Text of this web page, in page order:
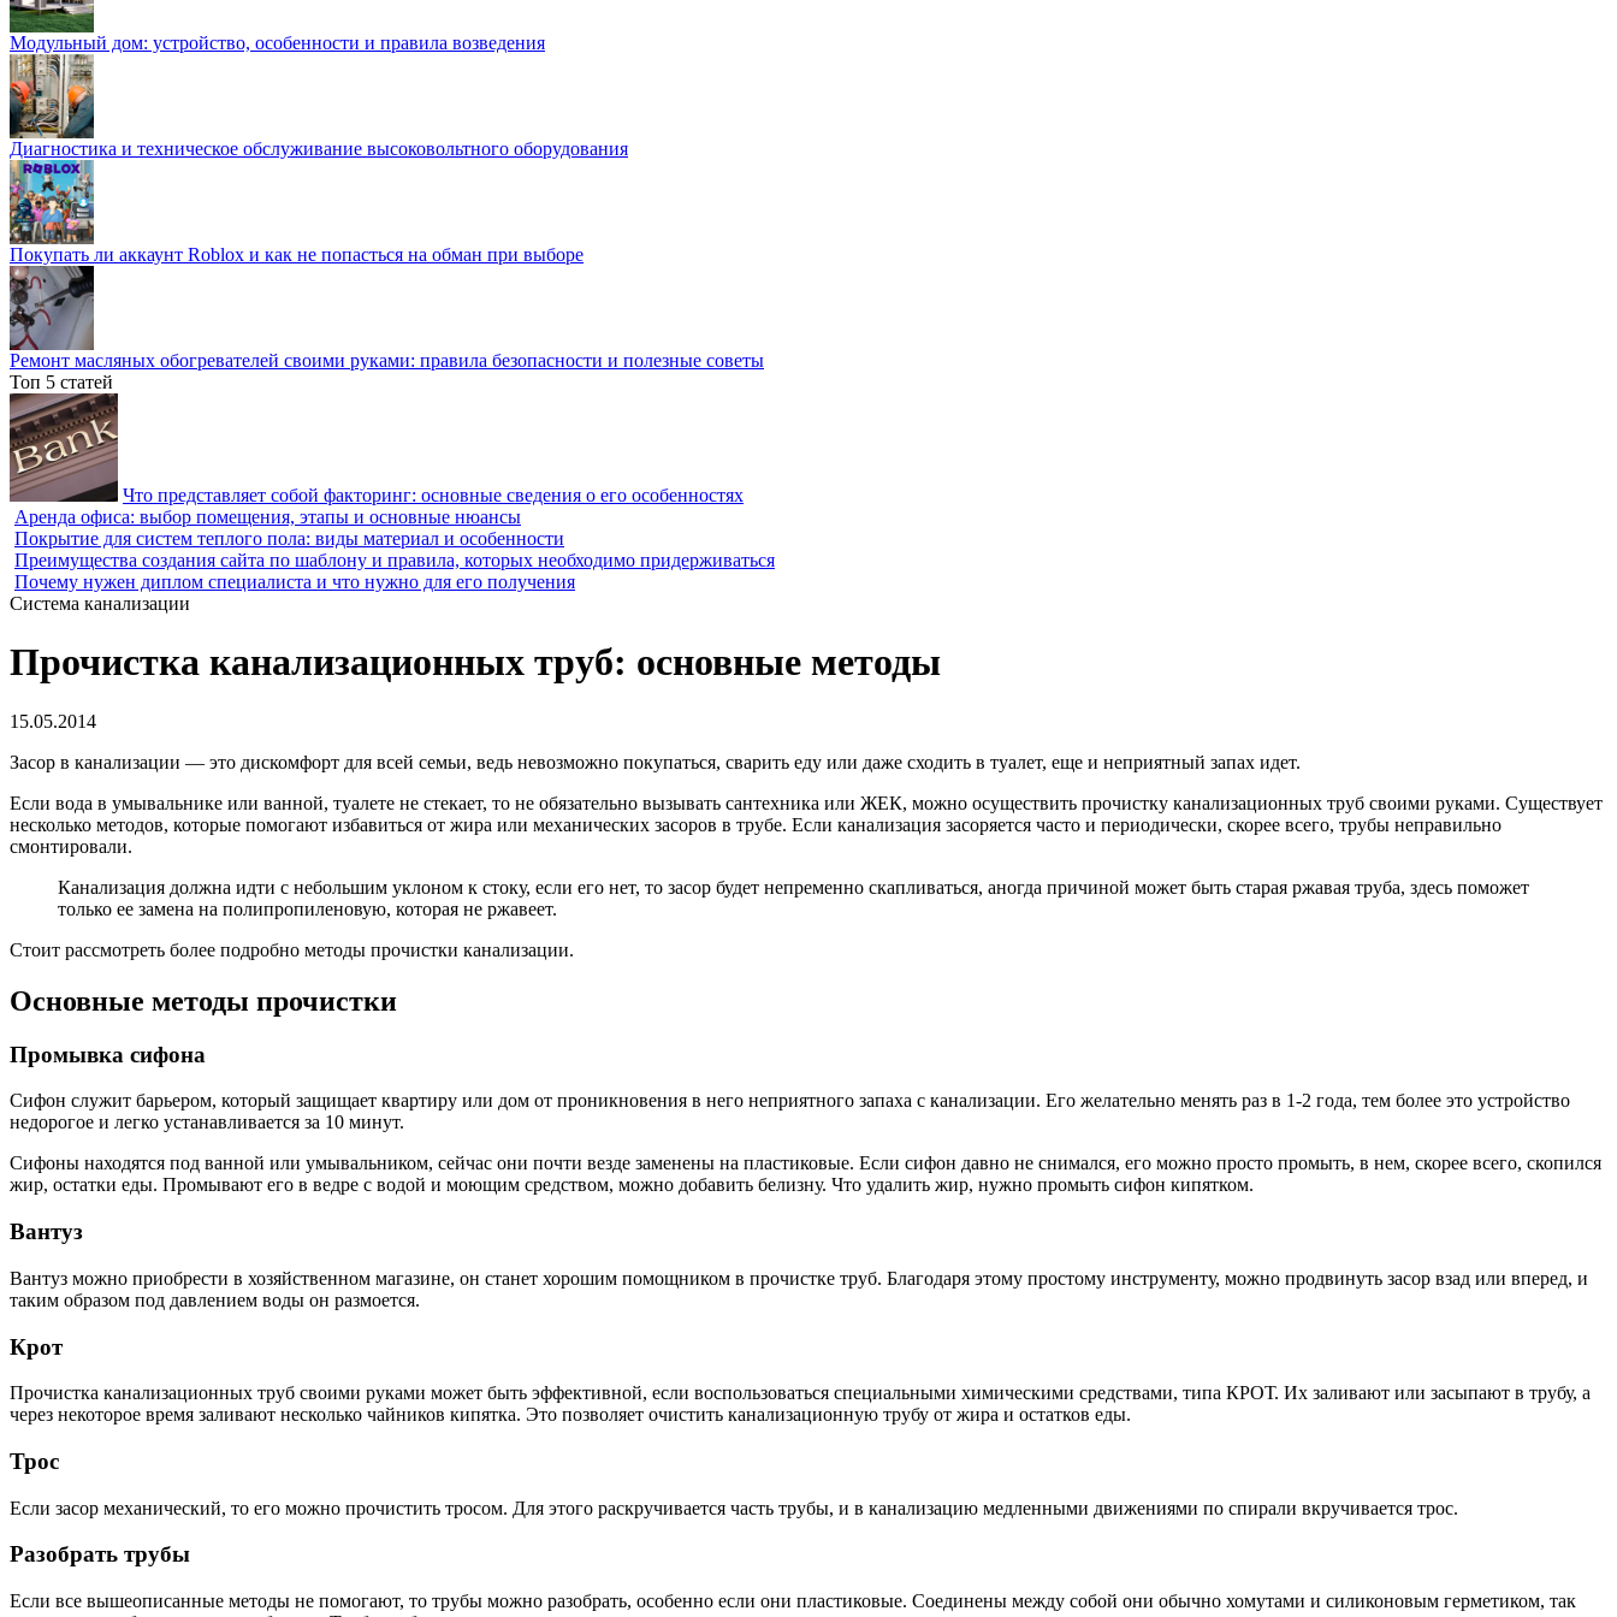
Модульный дом: устройство, особенности и правила возведения
Диагностика и техническое обслуживание высоковольтного оборудования
Покупать ли аккаунт Roblox и как не попасться на обман при выборе
Ремонт масляных обогревателей своими руками: правила безопасности и полезные советы
Топ 5 статей
Что представляет собой факторинг: основные сведения о его особенностях
Аренда офиса: выбор помещения, этапы и основные нюансы
Покрытие для систем теплого пола: виды материал и особенности
Преимущества создания сайта по шаблону и правила, которых необходимо придерживаться
Почему нужен диплом специалиста и что нужно для его получения
Система канализации
Прочистка канализационных труб: основные методы
15.05.2014
Засор в канализации — это дискомфорт для всей семьи, ведь невозможно покупаться, сварить еду или даже сходить в туалет, еще и неприятный запах идет.
Если вода в умывальнике или ванной, туалете не стекает, то не обязательно вызывать сантехника или ЖЕК, можно осуществить прочистку канализационных труб своими руками. Существует
несколько методов, которые помогают избавиться от жира или механических засоров в трубе. Если канализация засоряется часто и периодически, скорее всего, трубы неправильно
смонтировали.
Канализация должна идти с небольшим уклоном к стоку, если его нет, то засор будет непременно скапливаться, аногда причиной может быть старая ржавая труба, здесь поможет
только ее замена на полипропиленовую, которая не ржавеет.
Стоит рассмотреть более подробно методы прочистки канализации.
Основные методы прочистки
Промывка сифона
Сифон служит барьером, который защищает квартиру или дом от проникновения в него неприятного запаха с канализации. Его желательно менять раз в 1-2 года, тем более это устройство
недорогое и легко устанавливается за 10 минут.
Сифоны находятся под ванной или умывальником, сейчас они почти везде заменены на пластиковые. Если сифон давно не снимался, его можно просто промыть, в нем, скорее всего, скопился
жир, остатки еды. Промывают его в ведре с водой и моющим средством, можно добавить белизну. Что удалить жир, нужно промыть сифон кипятком.
Вантуз
Вантуз можно приобрести в хозяйственном магазине, он станет хорошим помощником в прочистке труб. Благодаря этому простому инструменту, можно продвинуть засор взад или вперед, и
таким образом под давлением воды он размоется.
Крот
Прочистка канализационных труб своими руками может быть эффективной, если воспользоваться специальными химическими средствами, типа КРОТ. Их заливают или засыпают в трубу, а
через некоторое время заливают несколько чайников кипятка. Это позволяет очистить канализационную трубу от жира и остатков еды.
Трос
Если засор механический, то его можно прочистить тросом. Для этого раскручивается часть трубы, и в канализацию медленными движениями по спирали вкручивается трос.
Разобрать трубы
Если все вышеописанные методы не помогают, то трубы можно разобрать, особенно если они пластиковые. Соединены между собой они обычно хомутами и силиконовым герметиком, так